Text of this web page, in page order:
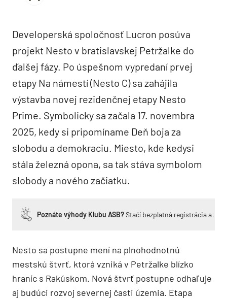
Developerská spoločnosť Lucron posúva
projekt Nesto v bratislavskej Petržalke do
ďalšej fázy. Po úspešnom vypredaní prvej
etapy Na námestí (Nesto C) sa zahájila
výstavba novej rezidenčnej etapy Nesto
Prime. Symbolicky sa začala 17. novembra
2025, kedy si pripomíname Deň boja za
slobodu a demokraciu. Miesto, kde kedysi
stála železná opona, sa tak stáva symbolom
slobody a nového začiatku.
Poznáte výhody Klubu ASB?Stačí bezplatná registrácia a
Nesto sa postupne mení na plnohodnotnú
mestskú štvrť, ktorá vzniká v Petržalke blízko
hraníc s Rakúskom. Nová štvrť postupne odhaľuje
aj budúci rozvoj severnej časti územia. Etapa